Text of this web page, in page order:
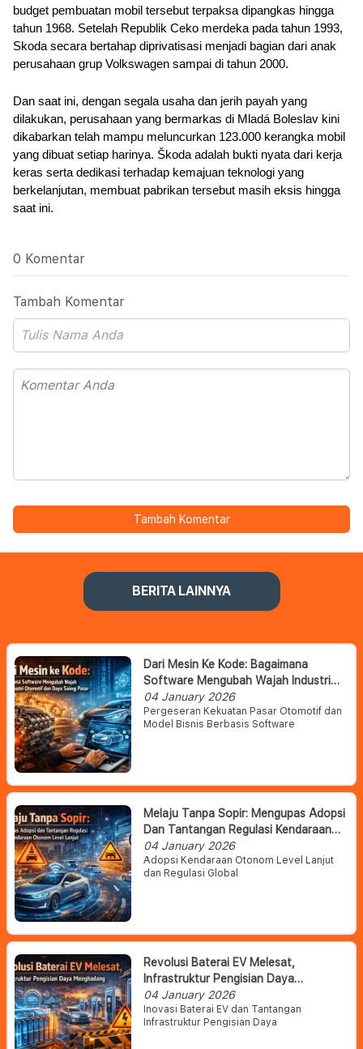
budget pembuatan mobil tersebut terpaksa dipangkas hingga
tahun 1968. Setelah Republik Ceko merdeka pada tahun 1993,
Skoda secara bertahap diprivatisasi menjadi bagian dari anak
perusahaan grup Volkswagen sampai di tahun 2000.
Dan saat ini, dengan segala usaha dan jerih payah yang
dilakukan, perusahaan yang bermarkas di Mladá Boleslav kini
dikabarkan telah mampu meluncurkan 123.000 kerangka mobil
yang dibuat setiap harinya. Škoda adalah bukti nyata dari kerja
keras serta dedikasi terhadap kemajuan teknologi yang
berkelanjutan, membuat pabrikan tersebut masih eksis hingga
saat ini.
0 Komentar
Tambah Komentar
Tambah Komentar
BERITA LAINNYA
Dari Mesin Ke Kode: Bagaimana
Software Mengubah Wajah Industri
Otomotif Dan Daya Saing Pasar
04 January 2026
Pergeseran Kekuatan Pasar Otomotif dan
Model Bisnis Berbasis Software
Melaju Tanpa Sopir: Mengupas Adopsi
Dan Tantangan Regulasi Kendaraan
Otonom Level Lanjut
04 January 2026
Adopsi Kendaraan Otonom Level Lanjut
dan Regulasi Global
Revolusi Baterai EV Melesat,
Infrastruktur Pengisian Daya
Menghadang
04 January 2026
Inovasi Baterai EV dan Tantangan
Infrastruktur Pengisian Daya